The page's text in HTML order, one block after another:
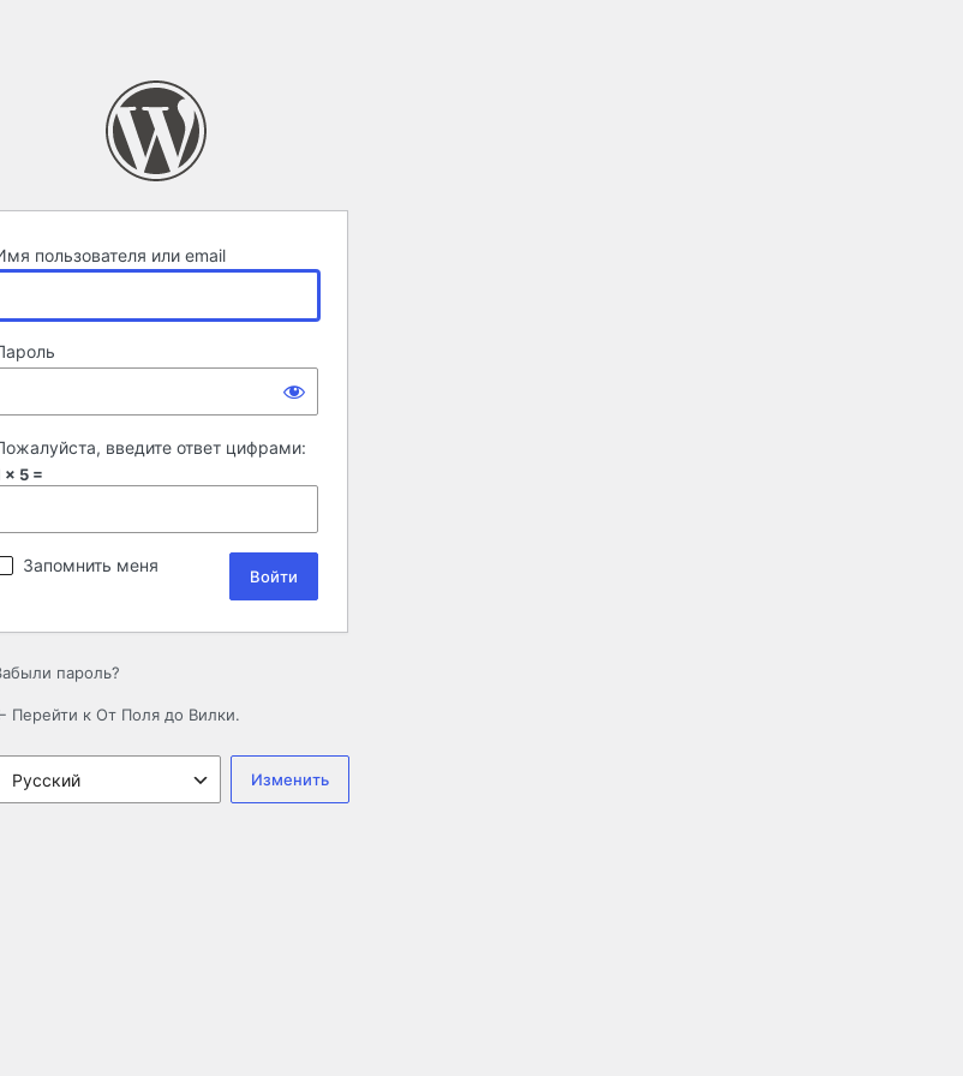
пользователя или email
введите ответ цифрами:
× 5 =
Запомнить меня
пароль?
Перейти к От Поля до Вилки.